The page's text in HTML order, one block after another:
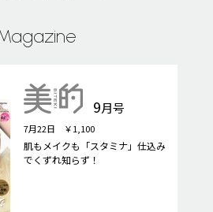
9月号
7月22日 ￥1,100
肌もメイクも「スタミナ」仕込み
でくずれ知らず！